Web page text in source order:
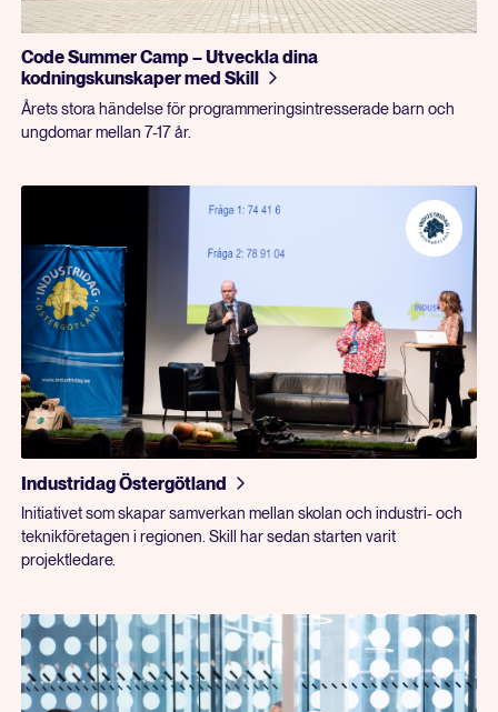
Code Summer Camp – Utveckla dina
kodningskunskaper med Skill
Årets stora händelse för programmeringsintresserade barn och
ungdomar mellan 7-17 år.
Industridag Östergötland
Initiativet som skapar samverkan mellan skolan och industri- och
teknikföretagen i regionen. Skill har sedan starten varit
projektledare.